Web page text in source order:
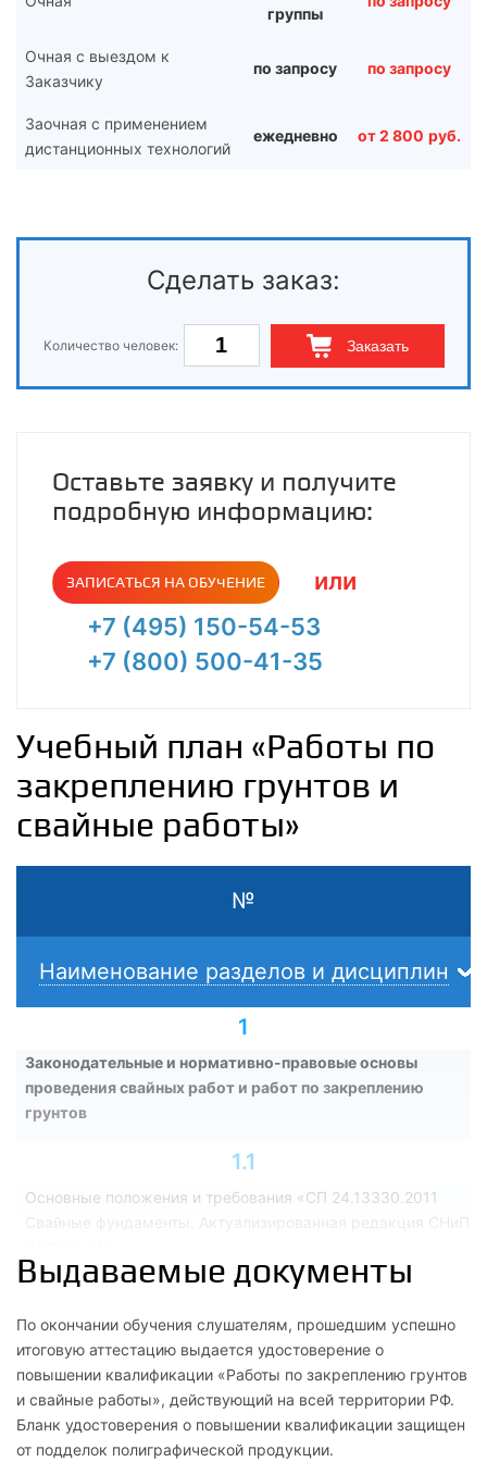
группы
Очная с выездом к
Заказчику
по запросу по запросу
Заочная с применением
дистанционных технологий
ежедневно от2 800 руб.
Сделать заказ:
Количество человек: Заказать
Оставьте заявку и получите
подробную информацию:
ЗАПИСАТЬСЯ НА ОБУЧЕНИЕ
или
+7 (495) 150-54-53
+7 (800) 500-41-35
Учебный план «Работы по
закреплению грунтов и
свайные работы»
№
Наименование разделов и дисциплин
1
Законодательные и нормативно-правовые основы
проведения свайных работ и работ по закреплению
грунтов
1.1
Основные положения и требования «СП 24.13330.2011
Свайные фундаменты. Актуализированная редакция СНиП
Основные положения и требования «СП 45.13330.2017
Земляные сооружения, основания и фундаменты.
Актуализированная редакция СНиП 3.02.01-87 (с
Изменениями N 1, 2)»
2
Выдаваемые документы
По окончании обучения слушателям, прошедшим успешно
итоговую аттестацию выдается удостоверение о
повышении квалификации «Работы по закреплению грунтов
и свайные работы», действующий на всей территории РФ.
Бланк удостоверения о повышении квалификации защищен
от подделок полиграфической продукции.